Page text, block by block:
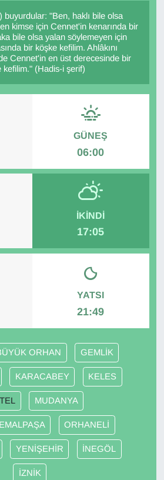
buyurdular: "Ben, haklı bile olsa
kimse için Cennet'in kenarında bir
bile olsa yalan söylemeyen için
bir köşke kefilim. Ahlâkını
Cennet'in en üst derecesinde bir
kefilim." (Hadis-i şerif)
GÜNEŞ
06:00
İKINDI
17:05
YATSI
21:49
ORHAN GEMLİK
KARACABEY KELES
MUDANYA
ORHANELİ
YENİŞEHİR İNEGÖL
İZNİK